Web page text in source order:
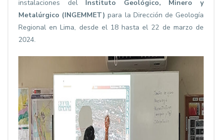
instalaciones del Instituto Geológico, Minero y
Metalúrgico (INGEMMET) para la Dirección de Geología
Regional en Lima, desde el 18 hasta el 22 de marzo de
2024.